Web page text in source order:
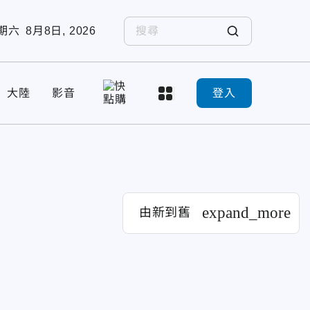
六 8月8日, 2026
大陸 影音 登入
由新到舊 expand_more